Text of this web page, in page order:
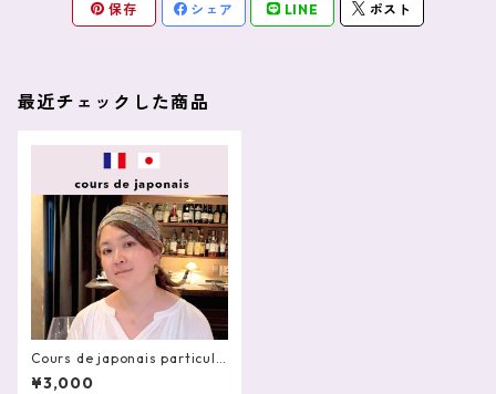
保存 シェア LINE ポスト
最近チェックした商品
Cours de japonais particuli
er en ligne 60mn - Inès
¥3,000